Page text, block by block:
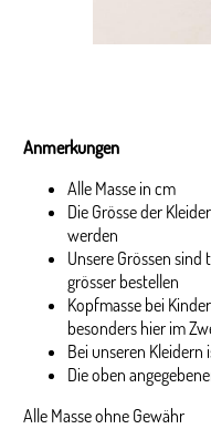
Anmerkungen
Alle Masse in cm
Die Grösse der
werden
Unsere Grössen
grösser bestellen
Kopfmasse bei
besonders hier im
Bei unseren
Die oben
Alle Masse ohne Gewähr